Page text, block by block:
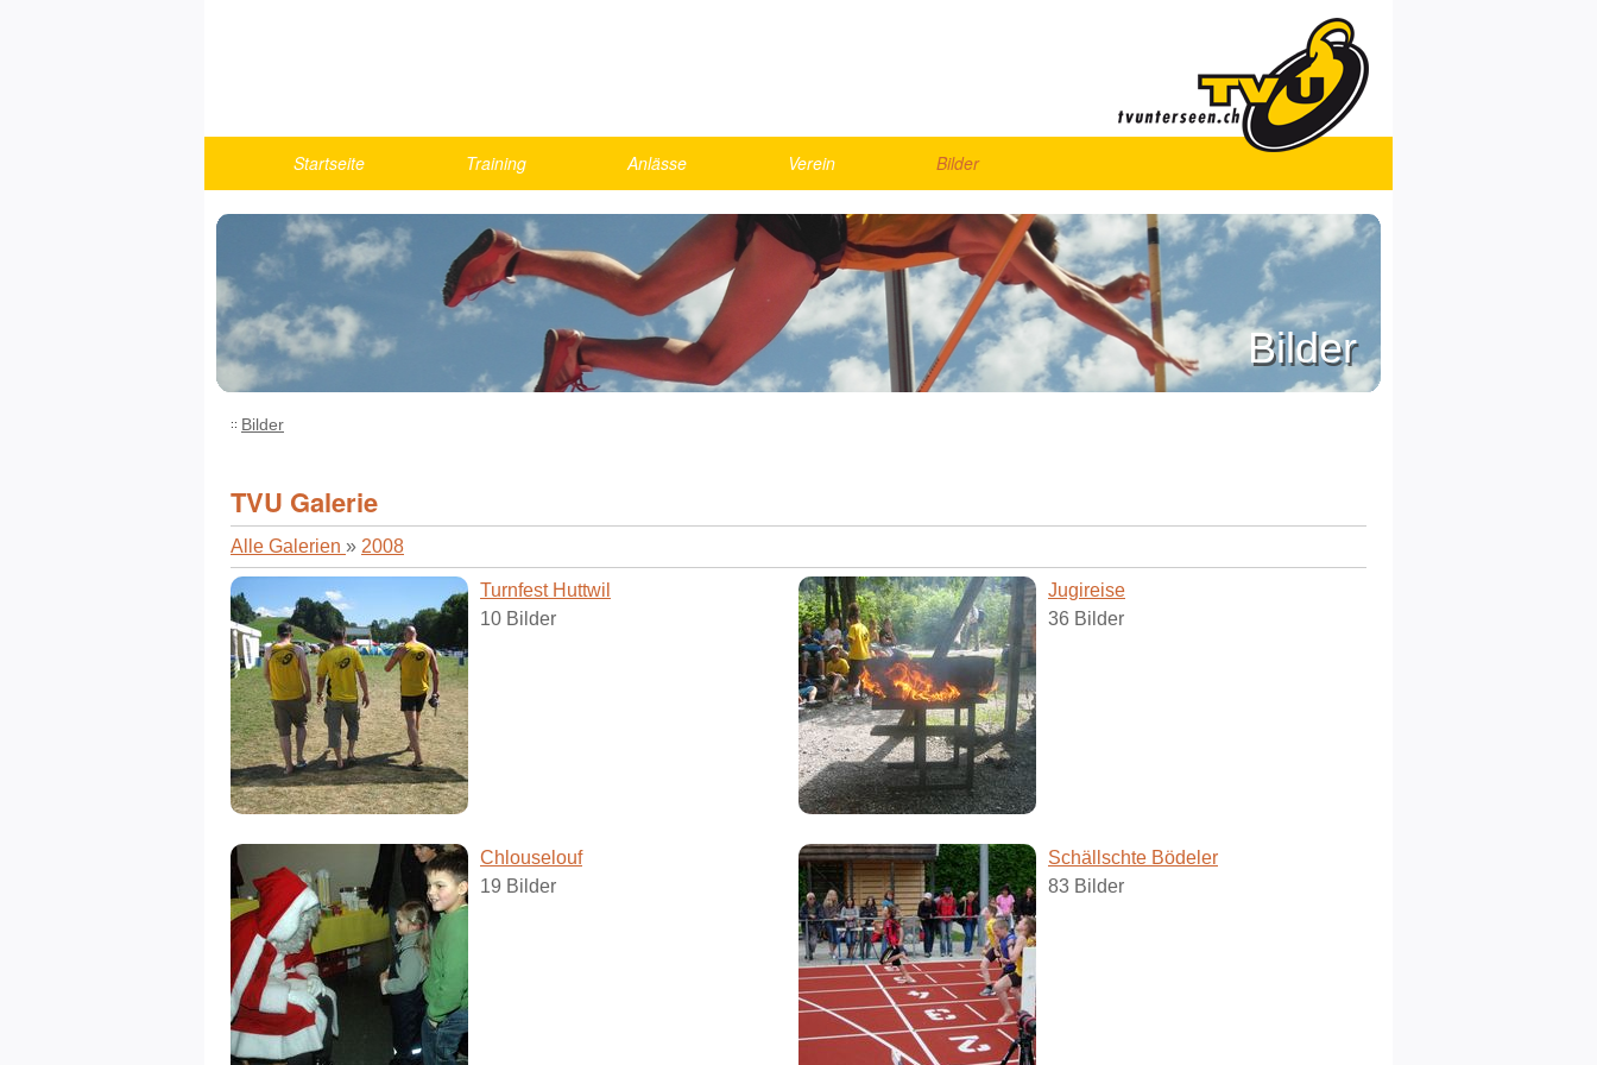
Startseite
Berichte
Training
Turnen
U10
U12
U16
Anlässe
Skirennen
Schnällscht Bödeler
Die Schnällschte Oberländer
UBS Kids Cup
LMM Vorrunde
Verein
Vorstand
Agenda
Jahresmeisterschaft
Rekorde
Bestenliste, Statistik
Bilder
2026
2025
2024
2023
2022
Bilder
Bilder
TVU Galerie
Alle Galerien » 2008
Turnfest Huttwil
10 Bilder
Jugireise
36 Bilder
Chlouselouf
19 Bilder
Schällschte Bödeler
83 Bilder